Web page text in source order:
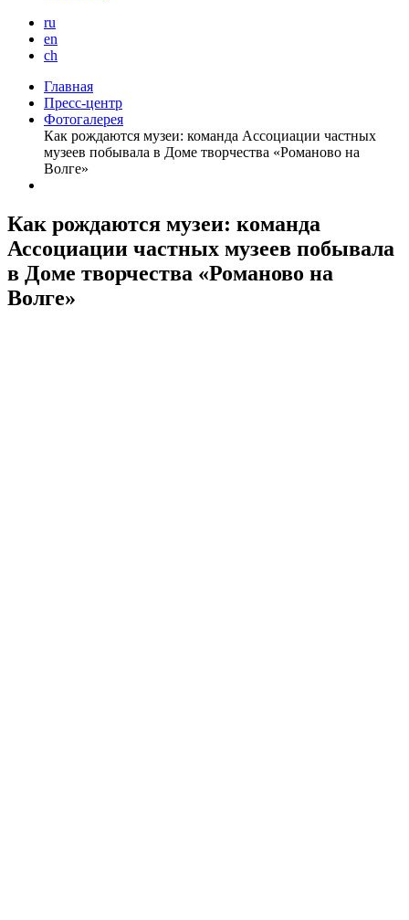
ru
en
ch
Главная
Пресс-центр
Фотогалерея
Как рождаются музеи: команда Ассоциации частных
музеев побывала в Доме творчества «Романово на
Волге»
Как рождаются музеи: команда
Ассоциации частных музеев побывала
в Доме творчества «Романово на
Волге»